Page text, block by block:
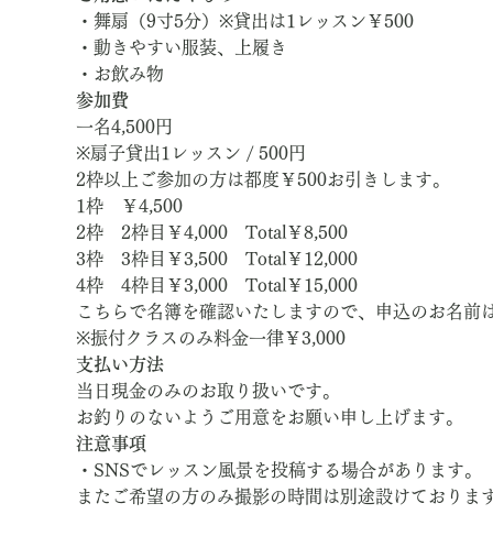
・舞扇（9寸5分）※貸出は1レッスン￥500
・動きやすい服装、上履き
・お飲み物
参加費
一名4,500円
※扇子貸出1レッスン / 500円
2枠以上ご参加の方は都度￥500お引きします。
1枠　￥4,500
2枠　2枠目￥4,000　Total￥8,500
3枠　3枠目￥3,500　Total￥12,000
4枠　4枠目￥3,000　Total￥15,000
こちらで名簿を確認いたしますので、申込のお名前
※振付クラスのみ料金一律￥3,000
支払い方法
当日現金のみのお取り扱いです。
お釣りのないようご用意をお願い申し上げます。
注意事項
・SNSでレッスン風景を投稿する場合があります。
またご希望の方のみ撮影の時間は別途設けておりま